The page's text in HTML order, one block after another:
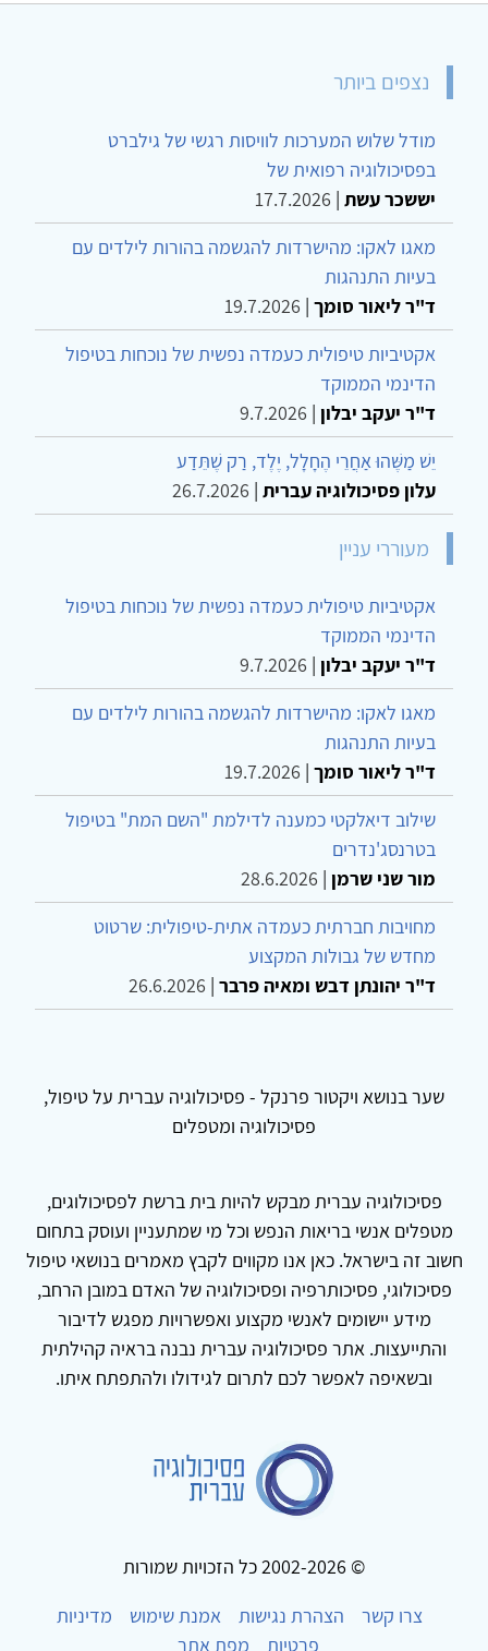
נצפים ביותר
מודל שלוש המערכות לוויסות רגשי של גילברט
בפסיכולוגיה רפואית של
יששכר עשת |
17.7.2026
מאגו לאקו: מהישרדות להגשמה בהורות לילדים עם
בעיות התנהגות
ד"ר ליאור סומך |
19.7.2026
אקטיביות טיפולית כעמדה נפשית של נוכחות בטיפול
הדינמי הממוקד
ד"ר יעקב יבלון |
9.7.2026
יֵשׁ מַשֶּׁהוּ אַחֲרֵי הֶחָלָל, יֶלֶד, רַק שֶׁתֵּדַע
עלון פסיכולוגיה עברית |
26.7.2026
מעוררי עניין
אקטיביות טיפולית כעמדה נפשית של נוכחות בטיפול
הדינמי הממוקד
ד"ר יעקב יבלון |
9.7.2026
מאגו לאקו: מהישרדות להגשמה בהורות לילדים עם
בעיות התנהגות
ד"ר ליאור סומך |
19.7.2026
שילוב דיאלקטי כמענה לדילמת "השם המת" בטיפול
בטרנסג'נדרים
מור שני שרמן |
28.6.2026
מחויבות חברתית כעמדה אתית-טיפולית: שרטוט
מחדש של גבולות המקצוע
ד"ר יהונתן דבש ומאיה פרבר |
26.6.2026
שער בנושא ויקטור פרנקל - פסיכולוגיה עברית על טיפול,
פסיכולוגיה ומטפלים
פסיכולוגיה עברית מבקש להיות בית ברשת לפסיכולוגים,
מטפלים אנשי בריאות הנפש וכל מי שמתעניין ועוסק בתחום
חשוב זה בישראל. כאן אנו מקווים לקבץ מאמרים בנושאי טיפול
פסיכולוגי, פסיכותרפיה ופסיכולוגיה של האדם במובן הרחב,
מידע יישומים לאנשי מקצוע ואפשרויות מפגש לדיבור
והתייעצות. אתר פסיכולוגיה עברית נבנה בראיה קהילתית
ובשאיפה לאפשר לכם לתרום לגידולו ולהתפתח איתו.
© 2002-2026 כל הזכויות שמורות
צרו קשר
הצהרת נגישות אמנת שימוש
מדיניות
פרטיות
מפת אתר